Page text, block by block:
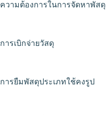
ความต้องการในการจัดหาพัสดุ
การเบิกจ่ายวัสดุ
การยืมพัสดุประเภทใช้คงรูป